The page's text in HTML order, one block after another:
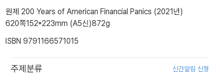
원제 200 Years of American Financial Panics (2021년)
620쪽152*223mm (A5신)872g
ISBN 9791166571015
주제분류 신간알림 신청